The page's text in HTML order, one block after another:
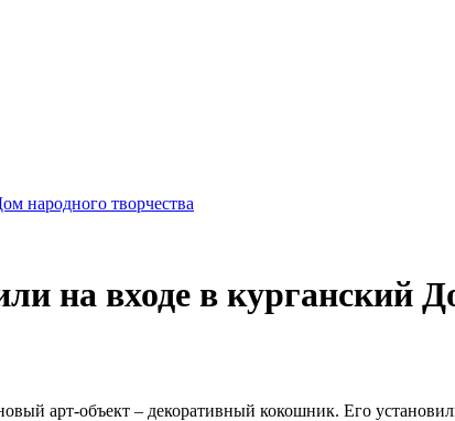
народного творчества
на входе в курганский
арт-объект – декоративный кокошник. Его